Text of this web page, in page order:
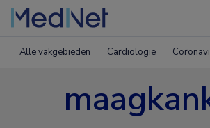
Alle vakgebieden Cardiologie